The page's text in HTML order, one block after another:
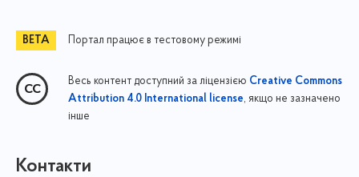
Портал працює в тестовому режимі
Весь контент доступний за ліцензією Creative Commons
Attribution 4.0 International license, якщо не зазначено
інше
Контакти